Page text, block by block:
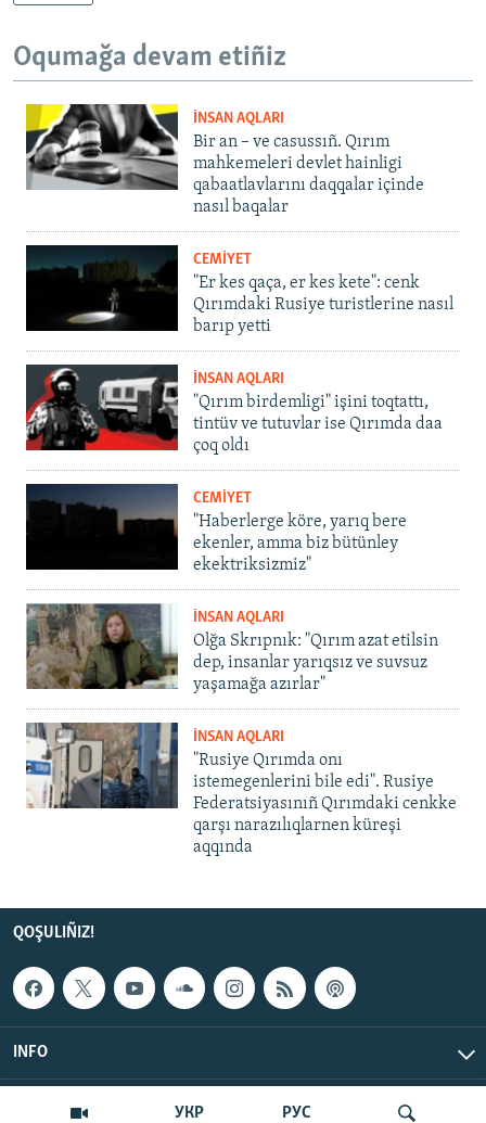
УКР РУС
Oqumağa devam etiñiz
İNSAN AQLARI
Bir an – ve casussıñ. Qırım
mahkemeleri devlet hainligi
qabaatlavlarını daqqalar içinde
nasıl baqalar
CEMİYET
"Er kes qaça, er kes kete": cenk
Qırımdaki Rusiye turistlerine nasıl
barıp yetti
İNSAN AQLARI
"Qırım birdemligi" işini toqtattı,
tintüv ve tutuvlar ise Qırımda daa
çoq oldı
CEMİYET
"Haberlerge köre, yarıq bere
ekenler, amma biz bütünley
ekektriksizmiz"
İNSAN AQLARI
Olğa Skrıpnık: "Qırım azat etilsin
dep, insanlar yarıqsız ve suvsuz
yaşamağa azırlar"
İNSAN AQLARI
"Rusiye Qırımda onı
istemegenlerini bile edi". Rusiye
Federatsiyasınıñ Qırımdaki cenkke
qarşı narazılıqlarnen küreşi
aqqında
QOŞULIÑIZ!
INFO
© Qırım.Aqiqat, 2026 | All Rights Reserved.